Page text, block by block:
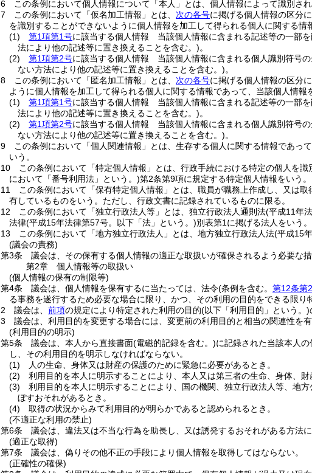
6
この条例において個人情報について「本人」とは、個人情報によって識別され
7
この条例において「仮名加工情報」とは、 次の各号に掲げる個人情報の区分
を識別することができないように個人情報を加工して得られる個人に関する情
(1)
第1項第1号に該当する個人情報 当該個人情報に含まれる記述等の一部を
法により他の記述等に置き換えることを含む。)。
(2)
第1項第2号に該当する個人情報 当該個人情報に含まれる個人識別符号の
ない方法により他の記述等に置き換えることを含む。)。
8
この条例において「匿名加工情報」とは、 次の各号に掲げる個人情報の区分
ように個人情報を加工して得られる個人に関する情報であって、当該個人情報
(1)
第1項第1号に該当する個人情報 当該個人情報に含まれる記述等の一部を
法により他の記述等に置き換えることを含む。)。
(2)
第1項第2号に該当する個人情報 当該個人情報に含まれる個人識別符号の
ない方法により他の記述等に置き換えることを含む。)。
9
この条例において「個人関連情報」とは、生存する個人に関する情報であ
いう。
10
この条例において「特定個人情報」とは、行政手続における特定の個人を
において「番号利用法」という。)第2条第9項に規定する特定個人情報をいう。
11
この条例において「保有特定個人情報」とは、職員が職務上作成し、又は
有しているものをいう。 ただし、行政文書に記録されているものに限る。
12
この条例において「独立行政法人等」とは、独立行政法人通則法(平成11年
法律(平成15年法律第57号。以下「法」という。)別表第1に掲げる法人をいう。
13
この条例において「地方独立行政法人」とは、地方独立行政法人法(平成15
(議会の責務)
第3条
議会は、その保有する個人情報の適正な取扱いが確保されるよう必要な措
第2章
個人情報等の取扱い
(個人情報の保有の制限等)
第4条
議会は、個人情報を保有するに当たっては、法令(条例を含む。 第12条第
る事務を遂行するため必要な場合に限り、かつ、その利用の目的をできる限り
2
議会は、 前項の規定により特定された利用の目的(以下「利用目的」という。)
3
議会は、利用目的を変更する場合には、変更前の利用目的と相当の関連性を
(利用目的の明示)
第5条
議会は、本人から直接書面(電磁的記録を含む。)に記録された当該本人
し、その利用目的を明示しなければならない。
(1)
人の生命、身体又は財産の保護のために緊急に必要があるとき。
(2)
利用目的を本人に明示することにより、本人又は第三者の生命、身体、
(3)
利用目的を本人に明示することにより、国の機関、独立行政法人等、地
ぼすおそれがあるとき。
(4)
取得の状況からみて利用目的が明らかであると認められるとき。
(不適正な利用の禁止)
第6条
議会は、違法又は不当な行為を助長し、又は誘発するおそれがある方法
(適正な取得)
第7条
議会は、偽りその他不正の手段により個人情報を取得してはならない。
(正確性の確保)